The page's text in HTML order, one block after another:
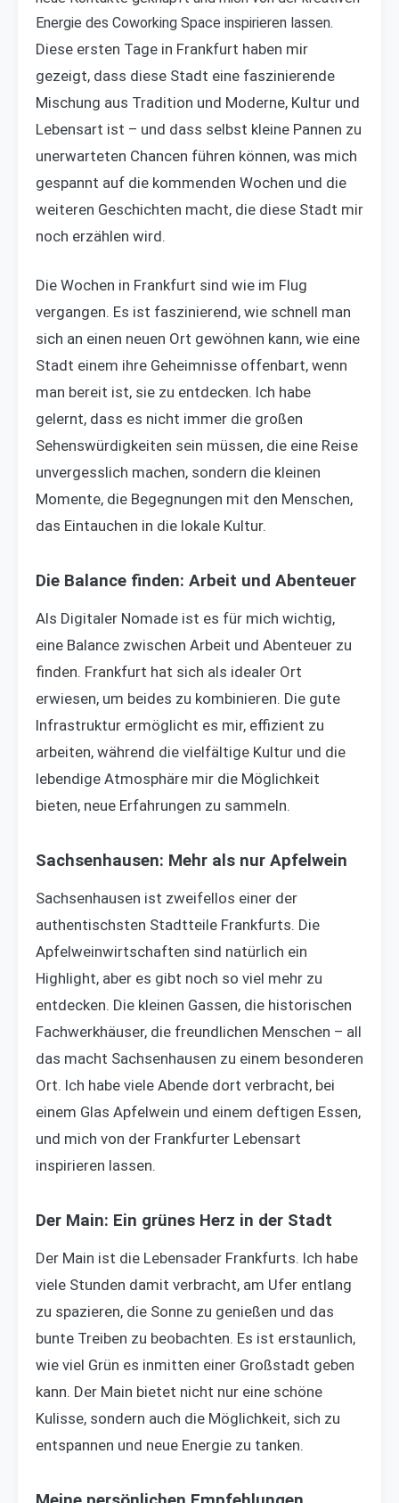
Energie des Coworking Space inspirieren lassen.
Diese ersten Tage in Frankfurt haben mir
gezeigt, dass diese Stadt eine faszinierende
Mischung aus Tradition und Moderne, Kultur und
Lebensart ist – und dass selbst kleine Pannen zu
unerwarteten Chancen führen können, was mich
gespannt auf die kommenden Wochen und die
weiteren Geschichten macht, die diese Stadt mir
noch erzählen wird.
Die Wochen in Frankfurt sind wie im Flug
vergangen. Es ist faszinierend, wie schnell man
sich an einen neuen Ort gewöhnen kann, wie eine
Stadt einem ihre Geheimnisse offenbart, wenn
man bereit ist, sie zu entdecken. Ich habe
gelernt, dass es nicht immer die großen
Sehenswürdigkeiten sein müssen, die eine Reise
unvergesslich machen, sondern die kleinen
Momente, die Begegnungen mit den Menschen,
das Eintauchen in die lokale Kultur.
Die Balance finden: Arbeit und Abenteuer
Als Digitaler Nomade ist es für mich wichtig,
eine Balance zwischen Arbeit und Abenteuer zu
finden. Frankfurt hat sich als idealer Ort
erwiesen, um beides zu kombinieren. Die gute
Infrastruktur ermöglicht es mir, effizient zu
arbeiten, während die vielfältige Kultur und die
lebendige Atmosphäre mir die Möglichkeit
bieten, neue Erfahrungen zu sammeln.
Sachsenhausen: Mehr als nur Apfelwein
Sachsenhausen ist zweifellos einer der
authentischsten Stadtteile Frankfurts. Die
Apfelweinwirtschaften sind natürlich ein
Highlight, aber es gibt noch so viel mehr zu
entdecken. Die kleinen Gassen, die historischen
Fachwerkhäuser, die freundlichen Menschen – all
das macht Sachsenhausen zu einem besonderen
Ort. Ich habe viele Abende dort verbracht, bei
einem Glas Apfelwein und einem deftigen Essen,
und mich von der Frankfurter Lebensart
inspirieren lassen.
Der Main: Ein grünes Herz in der Stadt
Der Main ist die Lebensader Frankfurts. Ich habe
viele Stunden damit verbracht, am Ufer entlang
zu spazieren, die Sonne zu genießen und das
bunte Treiben zu beobachten. Es ist erstaunlich,
wie viel Grün es inmitten einer Großstadt geben
kann. Der Main bietet nicht nur eine schöne
Kulisse, sondern auch die Möglichkeit, sich zu
entspannen und neue Energie zu tanken.